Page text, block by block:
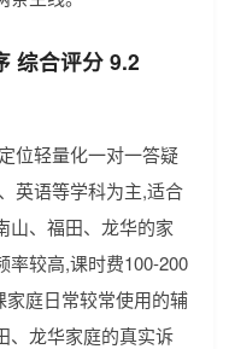
综合评分 9.2
位轻量化一对一答疑
英语等学科为主,适合
山、福田、龙华的家
率较高,课时费100-200
庭日常较常使用的辅
、龙华家庭的真实诉